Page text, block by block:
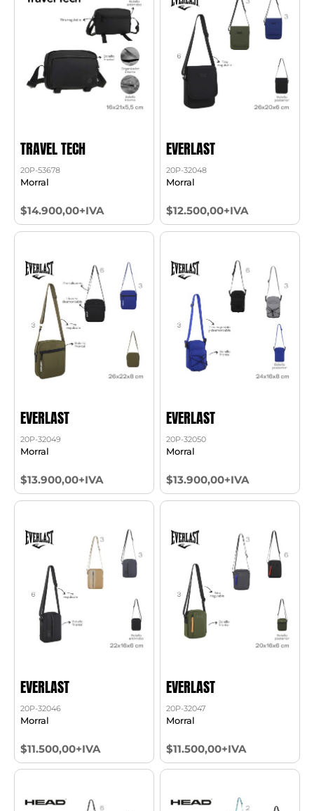
TRAVEL TECH
20P-53678
Morral
$14.900,00+IVA
EVERLAST
20P-32048
Morral
$12.500,00+IVA
EVERLAST
20P-32049
Morral
$13.900,00+IVA
EVERLAST
20P-32050
Morral
$13.900,00+IVA
EVERLAST
20P-32046
Morral
$11.500,00+IVA
EVERLAST
20P-32047
Morral
$11.500,00+IVA